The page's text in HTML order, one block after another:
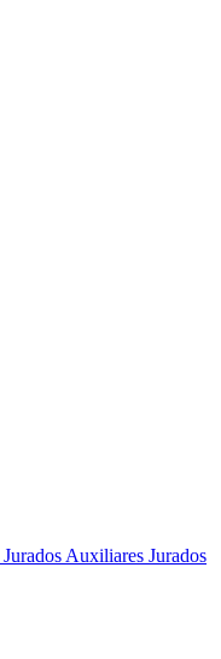
Jurados Auxiliares Jurados